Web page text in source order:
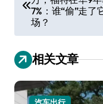
7%：谁“偷”走了
场？
相关文章
汽车出行